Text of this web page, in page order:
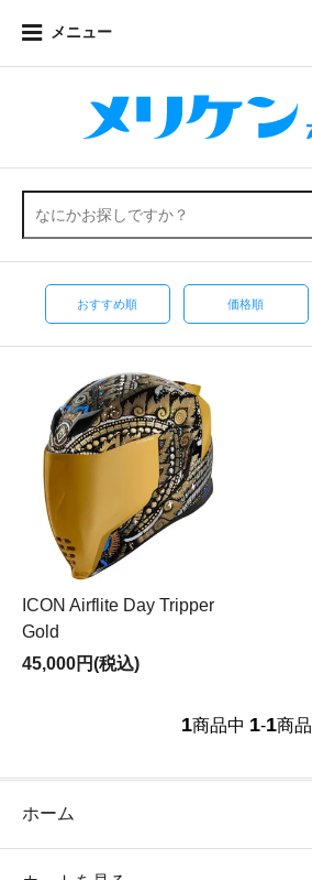
メニュー
おすすめ順 価格順
ICON Airflite Day Tripper
Gold
45,000円(税込)
1商品中 1-1商品
ホーム